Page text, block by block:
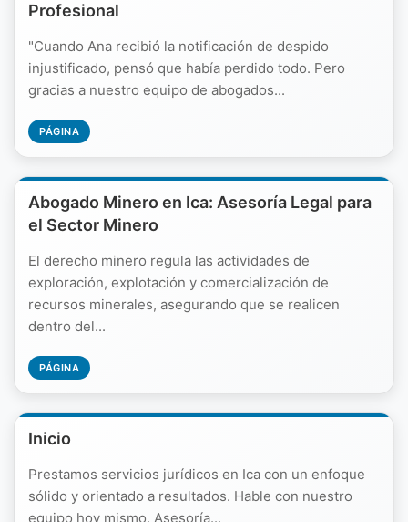
Profesional
"Cuando Ana recibió la notificación de despido
injustificado, pensó que había perdido todo. Pero
gracias a nuestro equipo de abogados...
PÁGINA
Abogado Minero en Ica: Asesoría Legal para
el Sector Minero
El derecho minero regula las actividades de
exploración, explotación y comercialización de
recursos minerales, asegurando que se realicen
dentro del...
PÁGINA
Inicio
Prestamos servicios jurídicos en Ica con un enfoque
sólido y orientado a resultados. Hable con nuestro
equipo hoy mismo. Asesoría...